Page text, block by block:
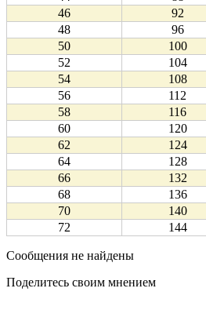
46
92
48
96
50
100
52
104
54
108
56
112
58
116
60
120
62
124
64
128
66
132
68
136
70
140
72
144
Сообщения не найдены
Поделитесь своим мнением